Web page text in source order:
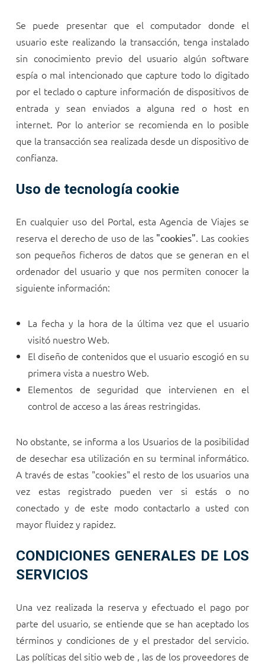
Se puede presentar que el computador donde el
usuario este realizando la transacción, tenga instalado
sin conocimiento previo del usuario algún software
espía o mal intencionado que capture todo lo digitado
por el teclado o capture información de dispositivos de
entrada y sean enviados a alguna red o host en
internet. Por lo anterior se recomienda en lo posible
que la transacción sea realizada desde un dispositivo de
confianza.
Uso de tecnología cookie
En cualquier uso del Portal, esta Agencia de Viajes se
reserva el derecho de uso de las "cookies". Las cookies
son pequeños ficheros de datos que se generan en el
ordenador del usuario y que nos permiten conocer la
siguiente información:
La fecha y la hora de la última vez que el usuario
visitó nuestro Web.
El diseño de contenidos que el usuario escogió en su
primera vista a nuestro Web.
Elementos de seguridad que intervienen en el
control de acceso a las áreas restringidas.
No obstante, se informa a los Usuarios de la posibilidad
de desechar esa utilización en su terminal informático.
A través de estas "cookies" el resto de los usuarios una
vez estas registrado pueden ver si estás o no
conectado y de este modo contactarlo a usted con
mayor fluidez y rapidez.
CONDICIONES GENERALES DE LOS
SERVICIOS
Una vez realizada la reserva y efectuado el pago por
parte del usuario, se entiende que se han aceptado los
términos y condiciones de y el prestador del servicio.
Las políticas del sitio web de , las de los proveedores de